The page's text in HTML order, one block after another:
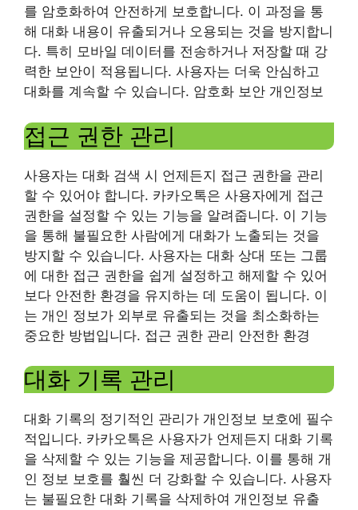
를 암호화하여 안전하게 보호합니다. 이 과정을 통
해 대화 내용이 유출되거나 오용되는 것을 방지합니
다. 특히 모바일 데이터를 전송하거나 저장할 때 강
력한 보안이 적용됩니다. 사용자는 더욱 안심하고
대화를 계속할 수 있습니다. 암호화 보안 개인정보
접근 권한 관리
사용자는 대화 검색 시 언제든지 접근 권한을 관리
할 수 있어야 합니다. 카카오톡은 사용자에게 접근
권한을 설정할 수 있는 기능을 알려줍니다. 이 기능
을 통해 불필요한 사람에게 대화가 노출되는 것을
방지할 수 있습니다. 사용자는 대화 상대 또는 그룹
에 대한 접근 권한을 쉽게 설정하고 해제할 수 있어
보다 안전한 환경을 유지하는 데 도움이 됩니다. 이
는 개인 정보가 외부로 유출되는 것을 최소화하는
중요한 방법입니다. 접근 권한 관리 안전한 환경
대화 기록 관리
대화 기록의 정기적인 관리가 개인정보 보호에 필수
적입니다. 카카오톡은 사용자가 언제든지 대화 기록
을 삭제할 수 있는 기능을 제공합니다. 이를 통해 개
인 정보 보호를 훨씬 더 강화할 수 있습니다. 사용자
는 불필요한 대화 기록을 삭제하여 개인정보 유출